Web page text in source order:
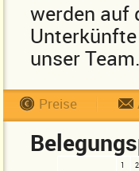
werden auf
unser Team.
Preise
1 2